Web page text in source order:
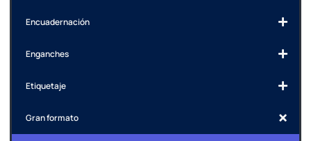
Encuadernación
Enganches
Etiquetaje
Gran formato